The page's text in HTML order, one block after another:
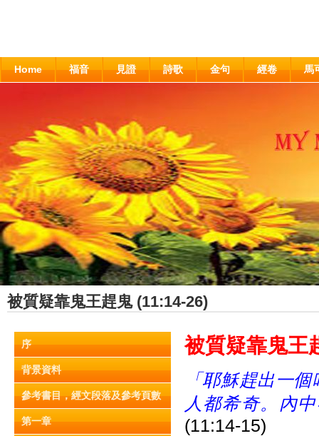
Home 福音 見證 詩歌 金句 經卷 馬
被質疑靠鬼王趕鬼 (11:14-26)
序
背景資料
參考書目，經文段落及參考頁數
第一章
被質疑靠鬼王
「耶穌趕出一
人都希奇。內
(11:14-15)